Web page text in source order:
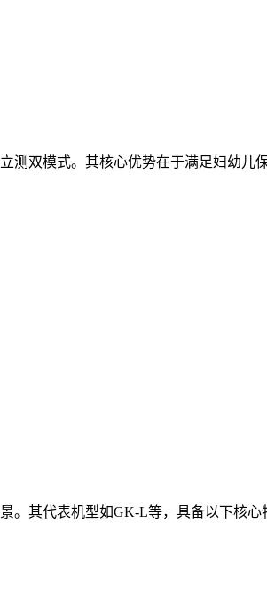
测双模式。其核心优势在于满足妇幼儿
。其代表机型如GK-L等，具备以下核心